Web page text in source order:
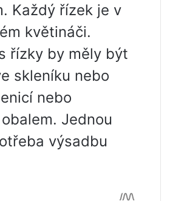
Každý řízek je v
květináči.
řízky by měly být
skleníku nebo
nebo
Jednou
výsadbu